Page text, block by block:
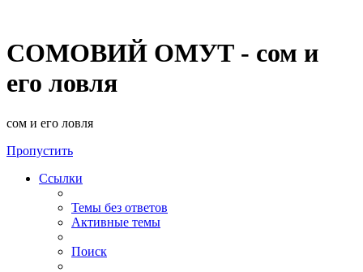
СОМОВИЙ ОМУТ - сом и
его ловля
сом и его ловля
Пропустить
Ссылки
Темы без ответов
Активные темы
Поиск